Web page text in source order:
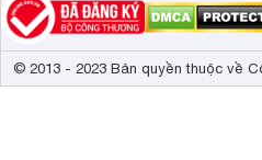
© 2013 - 2023 Bản quyền thuộc về